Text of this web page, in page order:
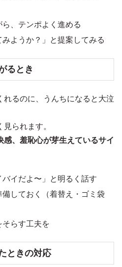
、テンポよく進める
みようか？」と提案してみる
るとき
れるのに、うんちになると大泣
られます。
感、羞恥心が芽生えているサイ
バイだよ〜」と明るく話す
しておく（着替え・ゴミ袋
らす工夫を
ときの対応